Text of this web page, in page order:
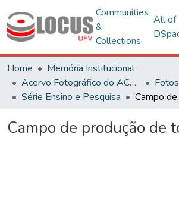
Communities
&
Collections
All of
Home
Memória Institucional
Acervo Fotográfico do ACH-UFV
Série Ensino e Pesquisa
Campo de produção de